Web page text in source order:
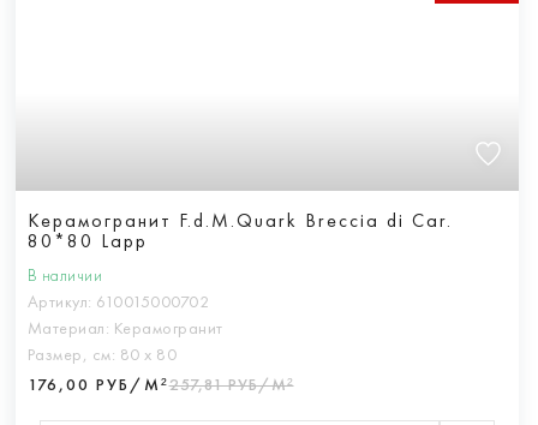
Керамогранит F.d.M.Quark Breccia di Car.
80*80 Lapp
В наличии
Артикул: 610015000702
Материал: Керамогранит
Размер, см: 80 х 80
176,00 РУБ/М²257,81 РУБ/М²